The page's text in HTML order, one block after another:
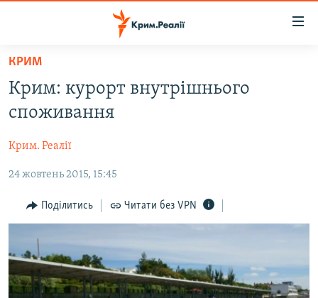
Перейти
основного
матеріалу
до
навігації
Перейти
ВОДА.КРИМ
ПОЛІТИКА
БЛОГИ
ПОГЛЯД
ВСЕ ЗА ДЕНЬ
СПЕЦПРОЕКТИ
КРИМ
Крим: курорт внутрішнього
споживання
Крим. Реалії
24 жовтень 2015, 15:45
Поділитись Читати без VPN